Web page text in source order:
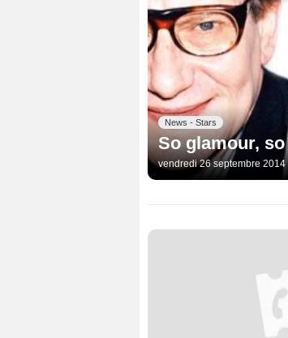
News - Stars
So glamour,
vendredi 26 septembre 2014